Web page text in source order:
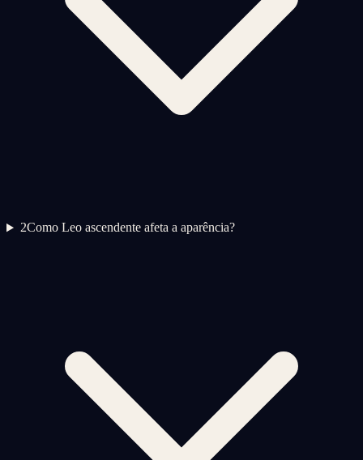
2Como Leo ascendente afeta a aparência?